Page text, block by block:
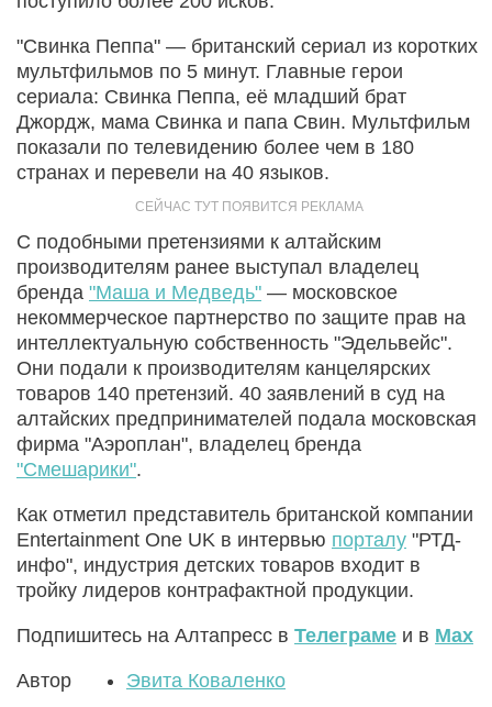
"Свинка Пеппа" — британский сериал из коротких
мультфильмов по 5 минут. Главные герои
сериала: Свинка Пеппа, её младший брат
Джордж, мама Свинка и папа Свин. Мультфильм
показали по телевидению более чем в 180
странах и перевели на 40 языков.
С подобными претензиями к алтайским
производителям ранее выступал владелец
бренда "Маша и Медведь" — московское
некоммерческое партнерство по защите прав на
интеллектуальную собственность "Эдельвейс".
Они подали к производителям канцелярских
товаров 140 претензий. 40 заявлений в суд на
алтайских предпринимателей подала московская
фирма "Аэроплан", владелец бренда
"Смешарики".
Как отметил представитель британской компании
Entertainment One UK в интервью порталу "РТД-
инфо", индустрия детских товаров входит в
тройку лидеров контрафактной продукции.
Подпишитесь на Алтапресс в Телеграме и в Max
Автор Эвита Коваленко